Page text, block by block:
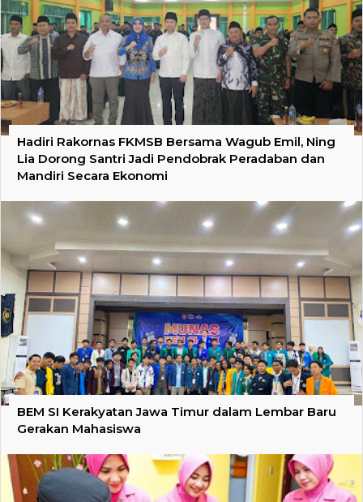
Hadiri Rakornas FKMSB Bersama Wagub Emil, Ning
Lia Dorong Santri Jadi Pendobrak Peradaban dan
Mandiri Secara Ekonomi
BEM SI Kerakyatan Jawa Timur dalam Lembar Baru
Gerakan Mahasiswa